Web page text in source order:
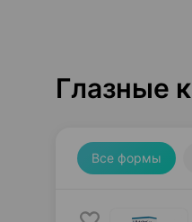
Глазные
Все формы